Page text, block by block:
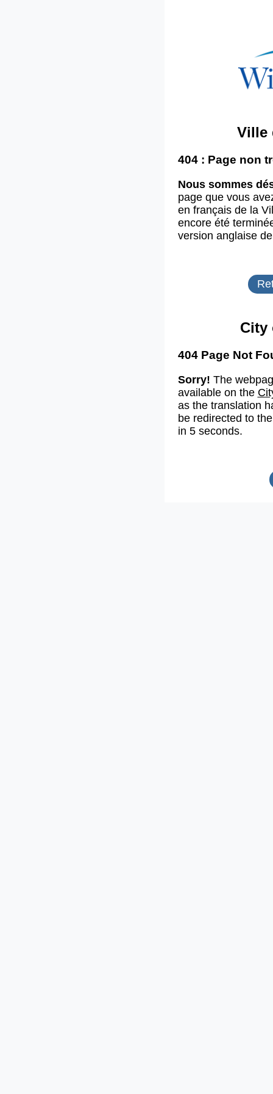
Ville
404 : Page non
Nous sommes
page que vous
en français de la
encore été
version anglaise
City
404 Page Not
Sorry! The
available on the
as the translation
be redirected to
in 5 seconds.